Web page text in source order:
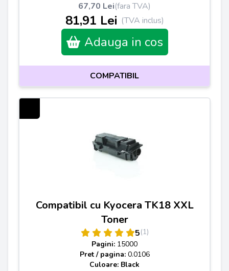
67,70 Lei(fara TVA)
81,91 Lei (TVA inclus)
Adauga in cos
COMPATIBIL
Compatibil cu Kyocera TK18 XXL
Toner
5(1)
Pagini: 15000
Pret / pagina: 0.0106
Culoare: Black